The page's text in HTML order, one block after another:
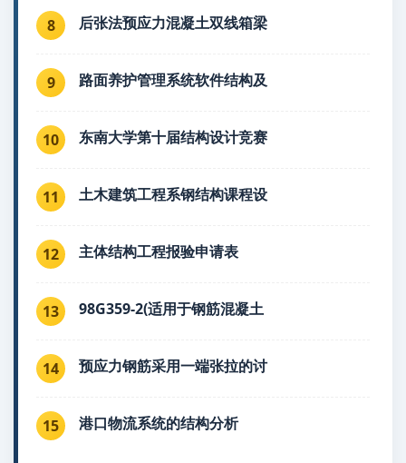
8 后张法预应力混凝土双线箱梁
9 路面养护管理系统软件结构及
10 东南大学第十届结构设计竞赛
11 土木建筑工程系钢结构课程设
12 主体结构工程报验申请表
13 98G359-2(适用于钢筋混凝土
14 预应力钢筋采用一端张拉的讨
15 港口物流系统的结构分析